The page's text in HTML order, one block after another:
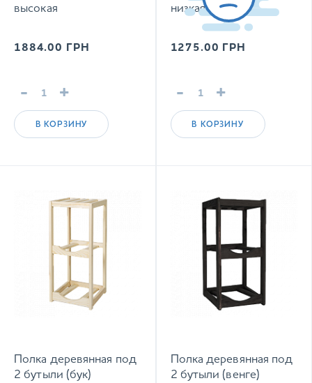
высокая
1884.00 ГРН
- +
В КОРЗИНУ
низкая
1275.00 ГРН
- +
В КОРЗИНУ
Полка деревянная под
2 бутыли (бук)
Полка деревянная под
2 бутыли (венге)